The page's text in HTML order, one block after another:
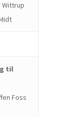
Wittrup
til
Foss